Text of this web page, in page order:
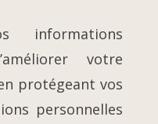
informations
votre
protégeant vos
personnelles